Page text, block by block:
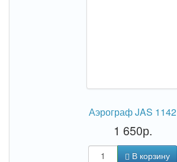
Аэрограф JAS 1142
1 650р.
В корзину